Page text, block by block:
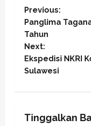
P
o
s
t
a
Previous:
Panglima
Tahun
Next:
Ekspedisi NKRI
Sulawesi
Tinggalkan